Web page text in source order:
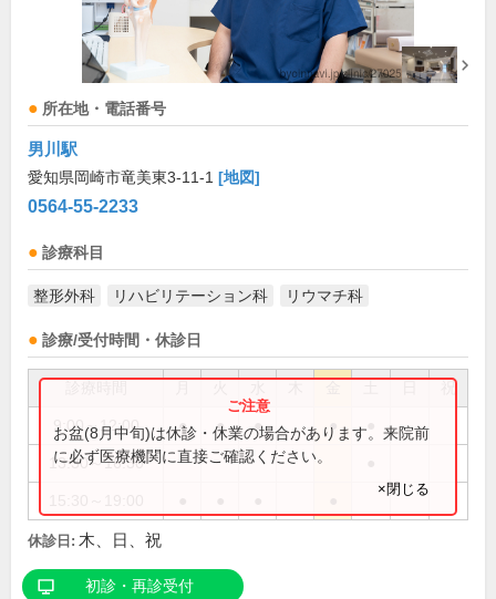
所在地・電話番号
男川駅
愛知県岡崎市竜美東3-11-1 [地図]
0564-55-2233
診療科目
整形外科 リハビリテーション科 リウマチ科
診療/受付時間・休診日
祝
9:00～12:00 ● ● ● ●
13:30～16:30
お盆(8月中旬)は休診・休業の場合があります。来院前
に必ず医療機関に直接ご確認ください。
×閉じる
休診日: 木、日、祝
初診・再診受付